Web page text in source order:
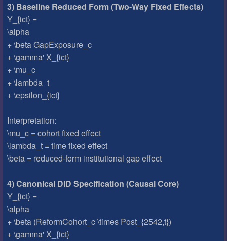
3) Baseline Reduced Form (Two-Way Fixed Effects)
Y_{ict} =
\alpha
+ \beta GapExposure_c
+ \gamma' X_{ict}
+ \mu_c
+ \lambda_t
+ \epsilon_{ict}
Interpretation:
\mu_c = cohort fixed effect
\lambda_t = time fixed effect
\beta = reduced-form institutional gap effect
4) Canonical DiD Specification (Causal Core)
Y_{ict} =
\alpha
+ \beta (ReformCohort_c \times Post_{2542,t})
+ \gamma' X_{ict}